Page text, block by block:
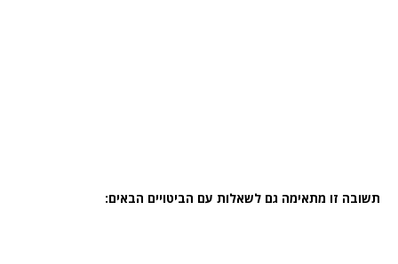
תשובה זו מתאימה גם לשאלות עם הביטויים הבאים: